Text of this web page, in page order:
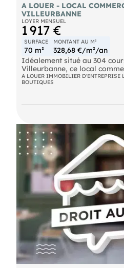
A LOUER - LOCAL
VILLEURBANNE
LOYER MENSUEL
1 917 €
SURFACE
70 m²
MONTANT AU M²
328,68 €/m²/an
Idéalement situé au 304
Villeurbanne, ce local
bon état bénéficie d'une
axe à fort passage de
métalliques. Convient à de
commerciales ou de
A LOUER IMMOBILIER D'ENTREPRISE
BOUTIQUES